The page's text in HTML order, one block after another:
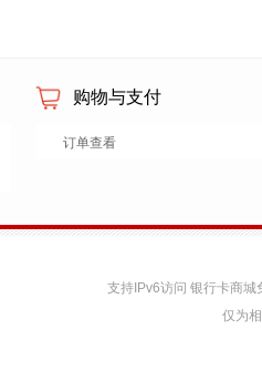
购物与支付
订单查看
支持IPv6访问 银行卡商
仅为